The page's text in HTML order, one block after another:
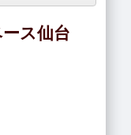
ス仙台